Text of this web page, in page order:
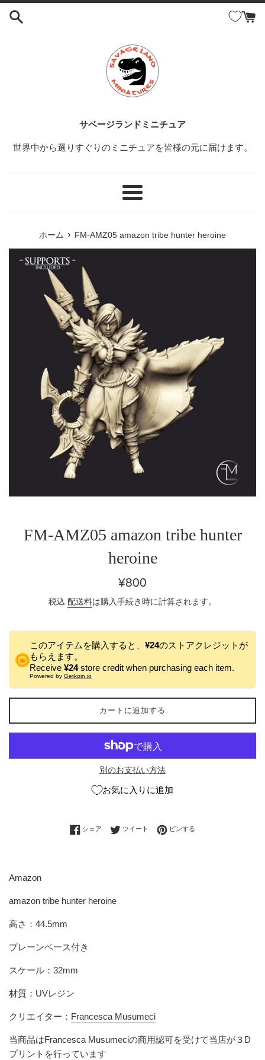
コ
サベージランドミニチュア
世界中から選りすぐりのミニチュアを皆様の元に届けます。
メ
ホーム › FM-AMZ05 amazon tribe hunter heroine
FM-AMZ05 amazon tribe hunter
heroine
通
価
¥800
税込 配送料は購入手続き時に計算されます。
このアイテムを購入すると、 ¥24のストアクレジットが
もらえます。
Receive ¥24store credit when purchasing each item.
Powered by Getkoin.io
カートに追加する
別のお支払い方法
お気に入りに追加
シェア Facebookでシェアする
ツイート Twitterに投稿する
ピンする
Amazon
amazon tribe hunter heroine
高さ：44.5mm
プレーンベース付き
スケール：32mm
材質：UVレジン
クリエイター： Francesca Musumeci
当商品はFrancesca Musumeciの商用認可を受けて当店が３D
プリントを行っています